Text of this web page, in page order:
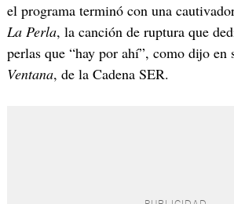
el programa terminó con una
La Perla, la canción de ruptura que
perlas que “hay por ahí”, como dijo en
Ventana, de la Cadena SER.